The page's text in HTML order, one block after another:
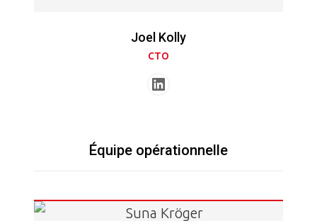
Joel Kolly
CTO
Équipe opérationnelle